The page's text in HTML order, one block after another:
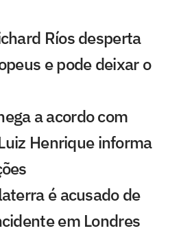
Ríos desperta
e pode deixar o
a acordo com
Henrique informa
é acusado de
em Londres